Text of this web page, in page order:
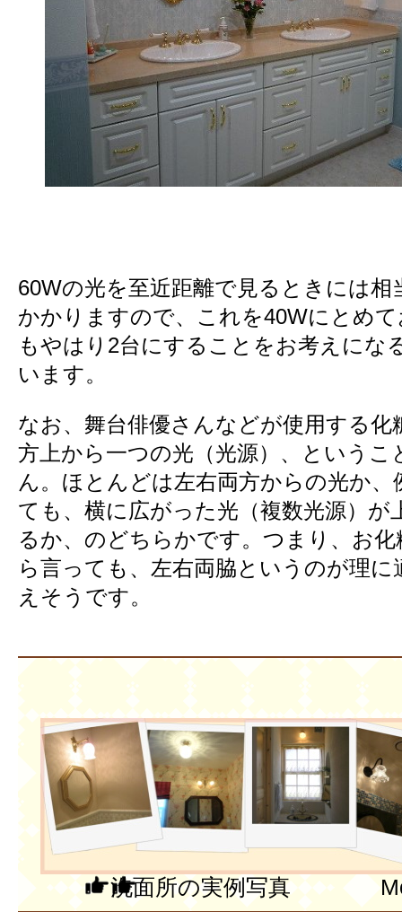
60Wの光を至近距離で見るときには相
かかりますので、これを40Wにとめ
もやはり2台にすることをお考えにな
います。
なお、舞台俳優さんなどが使用する化
方上から一つの光（光源）、というこ
ん。ほとんどは左右両方からの光か
ても、横に広がった光（複数光源）が
るか、のどちらかです。つまり、お
ら言っても、左右両脇というのが理
えそうです。
洗面所の実例写真